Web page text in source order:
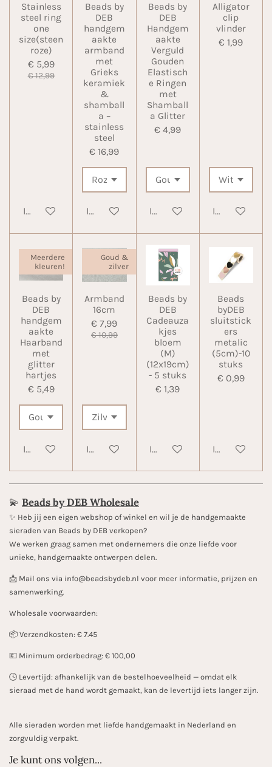
Stainless
steel ring
one
size(steen
roze)
€ 5,99
€ 12,99
In winkelwagen
Beads by
DEB
handgem
aakte
armband
met
Grieks
keramiek
&
shamball
a –
stainless
steel
€ 16,99
In winkelwagen
Beads by
DEB
Handgem
aakte
Verguld
Gouden
Elastisch
e Ringen
met
Shamball
a Glitter
€ 4,99
In winkelwagen
Alligator
clip
vlinder
€ 1,99
In
Meerdere
kleuren!
Beads by
DEB
handgem
aakte
Haarband
met
glitter
hartjes
€ 5,49
In winkelwagen
Goud &
zilver
Armband
16cm
€ 7,99
€ 10,99
In winkelwagen
Beads by
DEB
Cadeauza
kjes
bloem
(M)
(12x19cm)
- 5 stuks
€ 1,39
In winkelwagen
Beads
byDEB
sluitstick
ers
metalic
(5cm)-10
stuks
€ 0,99
In
💫 Beads by DEB Wholesale
✨️ Heb jij een eigen webshop of winkel en wil je de handgemaakte
sieraden van Beads by DEB verkopen?
We werken graag samen met ondernemers die onze liefde voor
unieke, handgemaakte ontwerpen delen.
📩 Mail ons via info@beadsbydeb.nl voor meer informatie, prijzen en
samenwerking.
Wholesale voorwaarden:
📦 Verzendkosten: € 7.45
💶 Minimum orderbedrag: € 100,00
🕓 Levertijd: afhankelijk van de bestelhoeveelheid — omdat elk
sieraad met de hand wordt gemaakt, kan de levertijd iets langer zijn.
Alle sieraden worden met liefde handgemaakt in Nederland en
zorgvuldig verpakt.
Je kunt ons volgen...